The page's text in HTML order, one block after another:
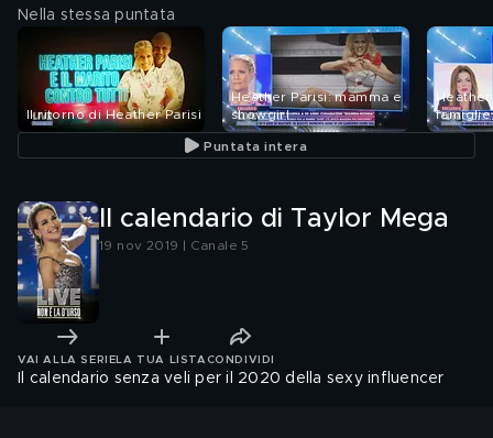
Nella stessa puntata
Il ritorno di Heather Parisi
Heather Parisi: mamma e
showgirl
Puntata intera
Il calendario di Taylor Mega
19 nov 2019 | Canale 5
VAI ALLA SERIE LA TUA LISTA CONDIVIDI
Il calendario senza veli per il 2020 della sexy influencer